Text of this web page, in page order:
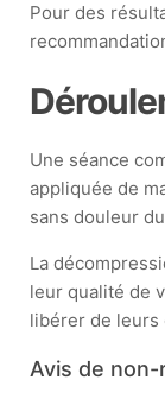
Pour des
Une séance
appliquée de
sans douleur
La
leur qualité de
libérer de
Avis de